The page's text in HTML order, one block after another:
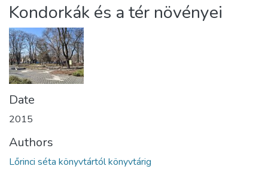
Statistics
About us
Kondorkák és a tér növényei
Date
2015
Authors
Lőrinci séta könyvtártól könyvtárig